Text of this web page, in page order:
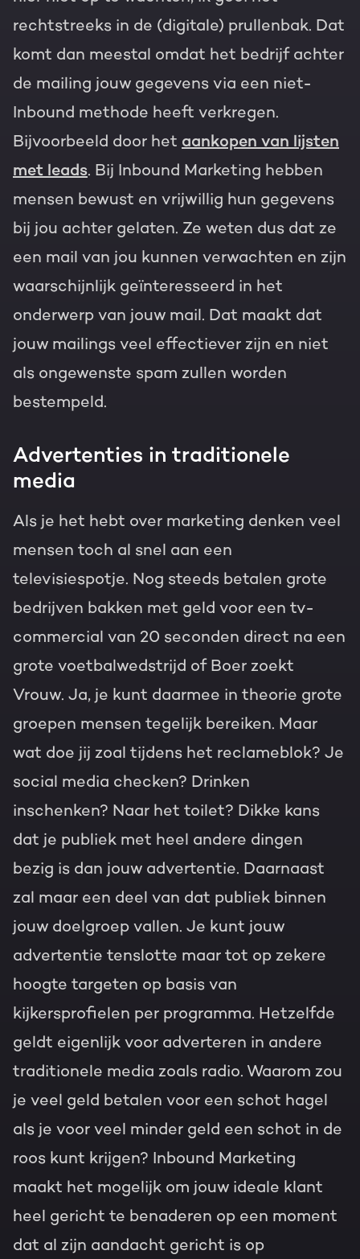
rechtstreeks in de (digitale) prullenbak. Dat
komt dan meestal omdat het bedrijf achter
de mailing jouw gegevens via een niet-
Inbound methode heeft verkregen.
Bijvoorbeeld door het aankopen van lijsten
met leads. Bij Inbound Marketing hebben
mensen bewust en vrijwillig hun gegevens
bij jou achter gelaten. Ze weten dus dat ze
een mail van jou kunnen verwachten en zijn
waarschijnlijk geïnteresseerd in het
onderwerp van jouw mail. Dat maakt dat
jouw mailings veel effectiever zijn en niet
als ongewenste spam zullen worden
bestempeld.
Advertenties in traditionele
media
Als je het hebt over marketing denken veel
mensen toch al snel aan een
televisiespotje. Nog steeds betalen grote
bedrijven bakken met geld voor een tv-
commercial van 20 seconden direct na een
grote voetbalwedstrijd of Boer zoekt
Vrouw. Ja, je kunt daarmee in theorie grote
groepen mensen tegelijk bereiken. Maar
wat doe jij zoal tijdens het reclameblok? Je
social media checken? Drinken
inschenken? Naar het toilet? Dikke kans
dat je publiek met heel andere dingen
bezig is dan jouw advertentie. Daarnaast
zal maar een deel van dat publiek binnen
jouw doelgroep vallen. Je kunt jouw
advertentie tenslotte maar tot op zekere
hoogte targeten op basis van
kijkersprofielen per programma. Hetzelfde
geldt eigenlijk voor adverteren in andere
traditionele media zoals radio. Waarom zou
je veel geld betalen voor een schot hagel
als je voor veel minder geld een schot in de
roos kunt krijgen? Inbound Marketing
maakt het mogelijk om jouw ideale klant
heel gericht te benaderen op een moment
dat al zijn aandacht gericht is op